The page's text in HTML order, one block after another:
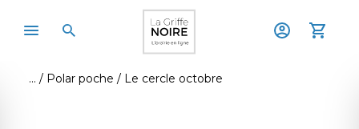
Polar poche Le cercle octobre